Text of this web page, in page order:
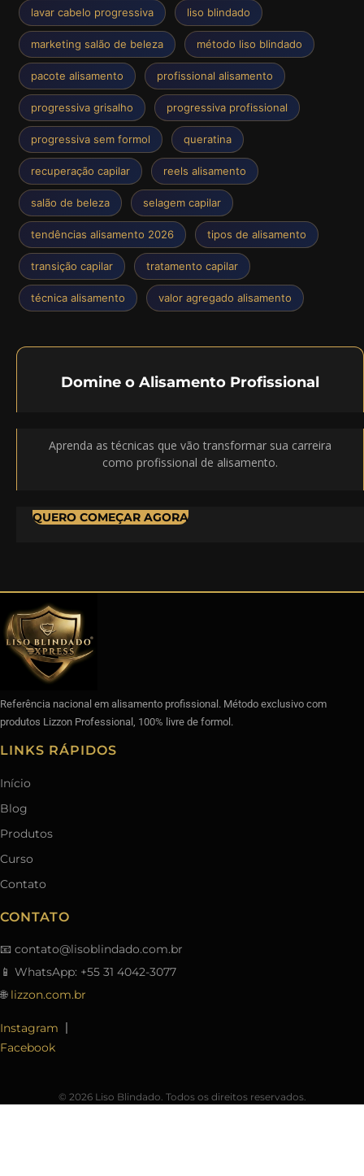
lavar cabelo progressiva liso blindado
marketing salão de beleza método liso blindado
pacote alisamento profissional alisamento
progressiva grisalho progressiva profissional
progressiva sem formol queratina
recuperação capilar reels alisamento
salão de beleza selagem capilar
tendências alisamento 2026 tipos de alisamento
transição capilar tratamento capilar
técnica alisamento valor agregado alisamento
Domine o Alisamento Profissional
Aprenda as técnicas que vão transformar sua carreira
como profissional de alisamento.
QUERO COMEÇAR AGORA
Referência nacional em alisamento profissional. Método exclusivo com
produtos Lizzon Professional, 100% livre de formol.
LINKS RÁPIDOS
Início
Blog
Produtos
Curso
Contato
CONTATO
📧 contato@lisoblindado.com.br
📱 WhatsApp: +55 31 4042-3077
🌐 lizzon.com.br
Instagram |
Facebook
© 2026 Liso Blindado. Todos os direitos reservados.